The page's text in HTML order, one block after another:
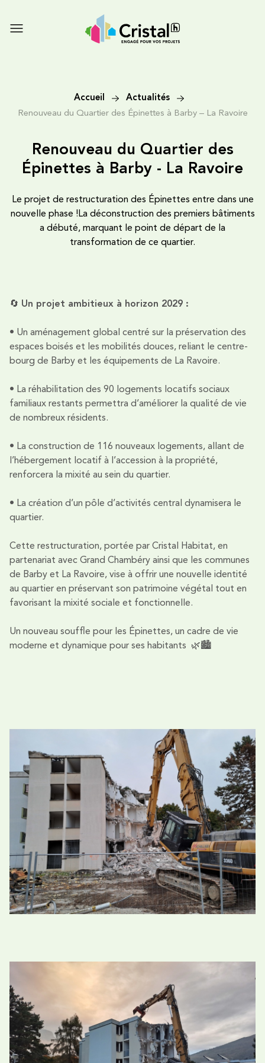
Accueil
Actualités
Renouveau du Quartier des Épinettes à Barby – La Ravoire
Renouveau du Quartier des
Épinettes à Barby - La Ravoire
Le projet de restructuration des Épinettes entre dans une
nouvelle phase !La déconstruction des premiers bâtiments
a débuté, marquant le point de départ de la
transformation de ce quartier.
🔄 Un projet ambitieux à horizon 2029 :
• Un aménagement global centré sur la préservation des
espaces boisés et les mobilités douces, reliant le centre-
bourg de Barby et les équipements de La Ravoire.
• La réhabilitation des 90 logements locatifs sociaux
familiaux restants permettra d’améliorer la qualité de vie
de nombreux résidents.
• La construction de 116 nouveaux logements, allant de
l’hébergement locatif à l’accession à la propriété,
renforcera la mixité au sein du quartier.
• La création d’un pôle d’activités central dynamisera le
quartier.
Cette restructuration, portée par Cristal Habitat, en
partenariat avec Grand Chambéry ainsi que les communes
de Barby et La Ravoire, vise à offrir une nouvelle identité
au quartier en préservant son patrimoine végétal tout en
favorisant la mixité sociale et fonctionnelle.
Un nouveau souffle pour les Épinettes, un cadre de vie
moderne et dynamique pour ses habitants 🌿🏙️